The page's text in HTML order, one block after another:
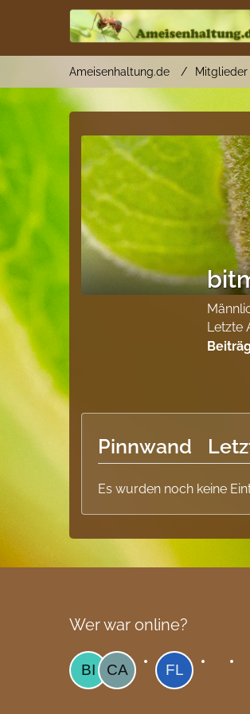
Ameisenhaltung.de Mitglieder
Letzte
Pinnwand
Es wurden noch keine
Wer war online?